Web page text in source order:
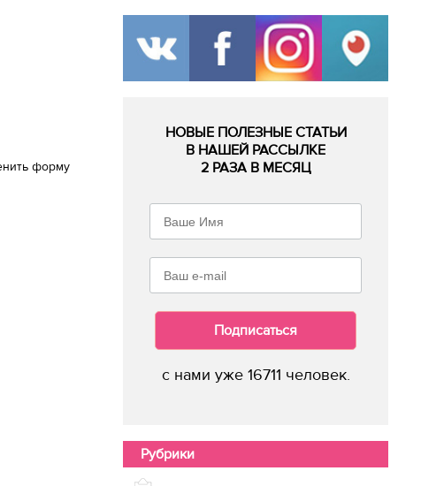
форму
НОВЫЕ ПОЛЕЗНЫЕ СТАТЬИ
В НАШЕЙ РАССЫЛКЕ
2 РАЗА В МЕСЯЦ
Подписаться
с нами уже 16711 человек.
Рубрики